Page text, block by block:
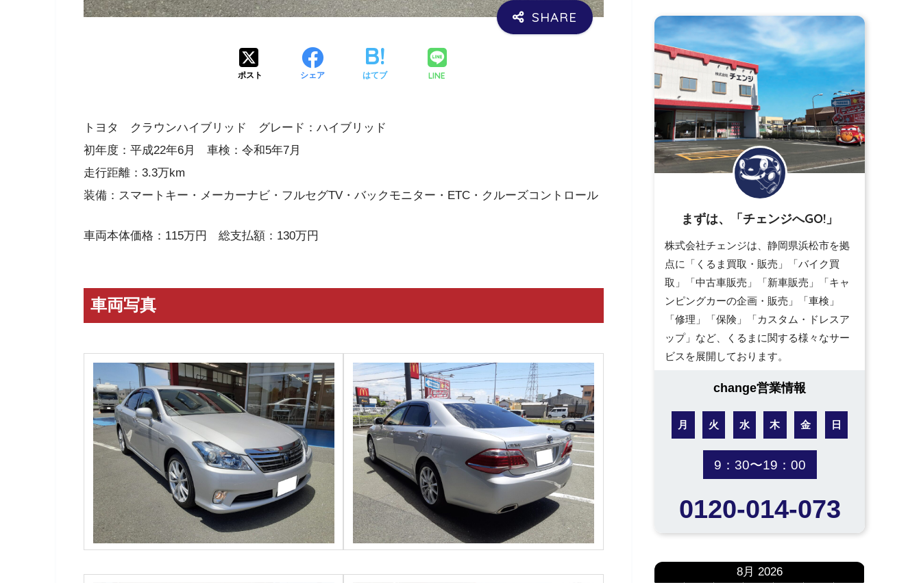
ポスト シェア はてブ LINE
トヨタ クラウンハイブリッド グレード：ハイブリッド
初年度：平成22年6月 車検：令和5年7月
走行距離：3.3万km
装備：スマートキー・メーカーナビ・フルセグTV・バックモニター・ETC・クルーズコントロール
車両本体価格：115万円 総支払額：130万円
車両写真
まずは、「チェンジへGO!」
株式会社チェンジは、静岡県浜松市を拠
点に「くるま買取・販売」「バイク買
取」「中古車販売」「新車販売」「キャ
ンピングカーの企画・販売」「車検」
「修理」「保険」「カスタム・ドレスア
ップ」など、くるまに関する様々なサー
ビスを展開しております。
change営業情報
月 火 水 木 金 日
9：30〜19：00
0120-014-073
8月 2026